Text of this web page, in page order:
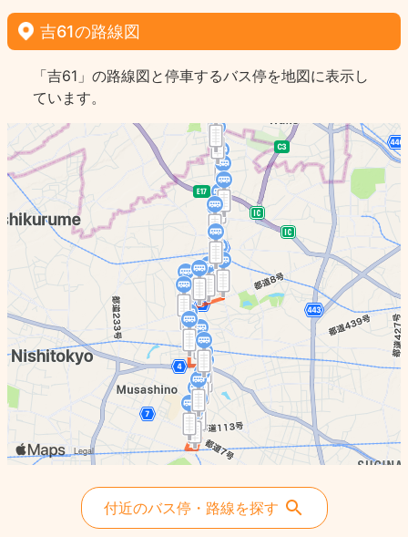
吉61の路線図
「吉61」の路線図と停車するバス停を地図に表示し
ています。
付近のバス停・路線を探す